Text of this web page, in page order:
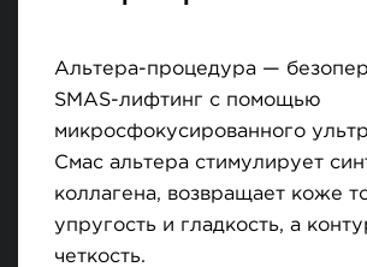
Альтера-процедура —
SMAS-лифтинг с помощью
микросфокусированного
Смас альтера стимулирует
коллагена, возвращает коже
упругость и гладкость, а
четкость.